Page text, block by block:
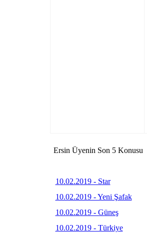
Ersin Üyenin Son 5 Konusu
10.02.2019 - Star
10.02.2019 - Yeni Şafak
10.02.2019 - Güneş
10.02.2019 - Türkiye